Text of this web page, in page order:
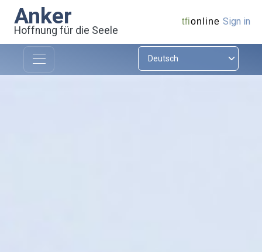
Anker
Hoffnung für die Seele
tfionline Sign in